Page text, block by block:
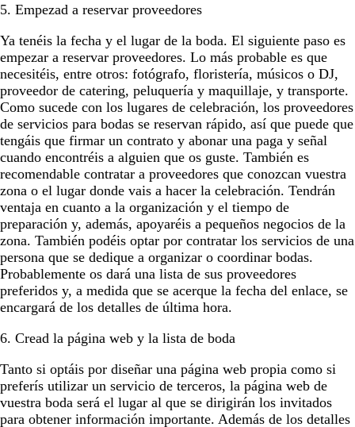
5. Empezad a reservar proveedores
Ya tenéis la fecha y el lugar de la boda. El siguiente paso es
empezar a reservar proveedores. Lo más probable es que
necesitéis, entre otros: fotógrafo, floristería, músicos o DJ,
proveedor de catering, peluquería y maquillaje, y transporte.
Como sucede con los lugares de celebración, los proveedores
de servicios para bodas se reservan rápido, así que puede que
tengáis que firmar un contrato y abonar una paga y señal
cuando encontréis a alguien que os guste. También es
recomendable contratar a proveedores que conozcan vuestra
zona o el lugar donde vais a hacer la celebración. Tendrán
ventaja en cuanto a la organización y el tiempo de
preparación y, además, apoyaréis a pequeños negocios de la
zona. También podéis optar por contratar los servicios de una
persona que se dedique a organizar o coordinar bodas.
Probablemente os dará una lista de sus proveedores
preferidos y, a medida que se acerque la fecha del enlace, se
encargará de los detalles de última hora.
6. Cread la página web y la lista de boda
Tanto si optáis por diseñar una página web propia como si
preferís utilizar un servicio de terceros, la página web de
vuestra boda será el lugar al que se dirigirán los invitados
para obtener información importante. Además de los detalles